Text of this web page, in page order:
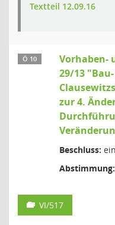
Textteil 12.09.16
Ö 10
Vorhaben-
29/13
zur 4.
Beschluss:
Abstimmung:
VI/517